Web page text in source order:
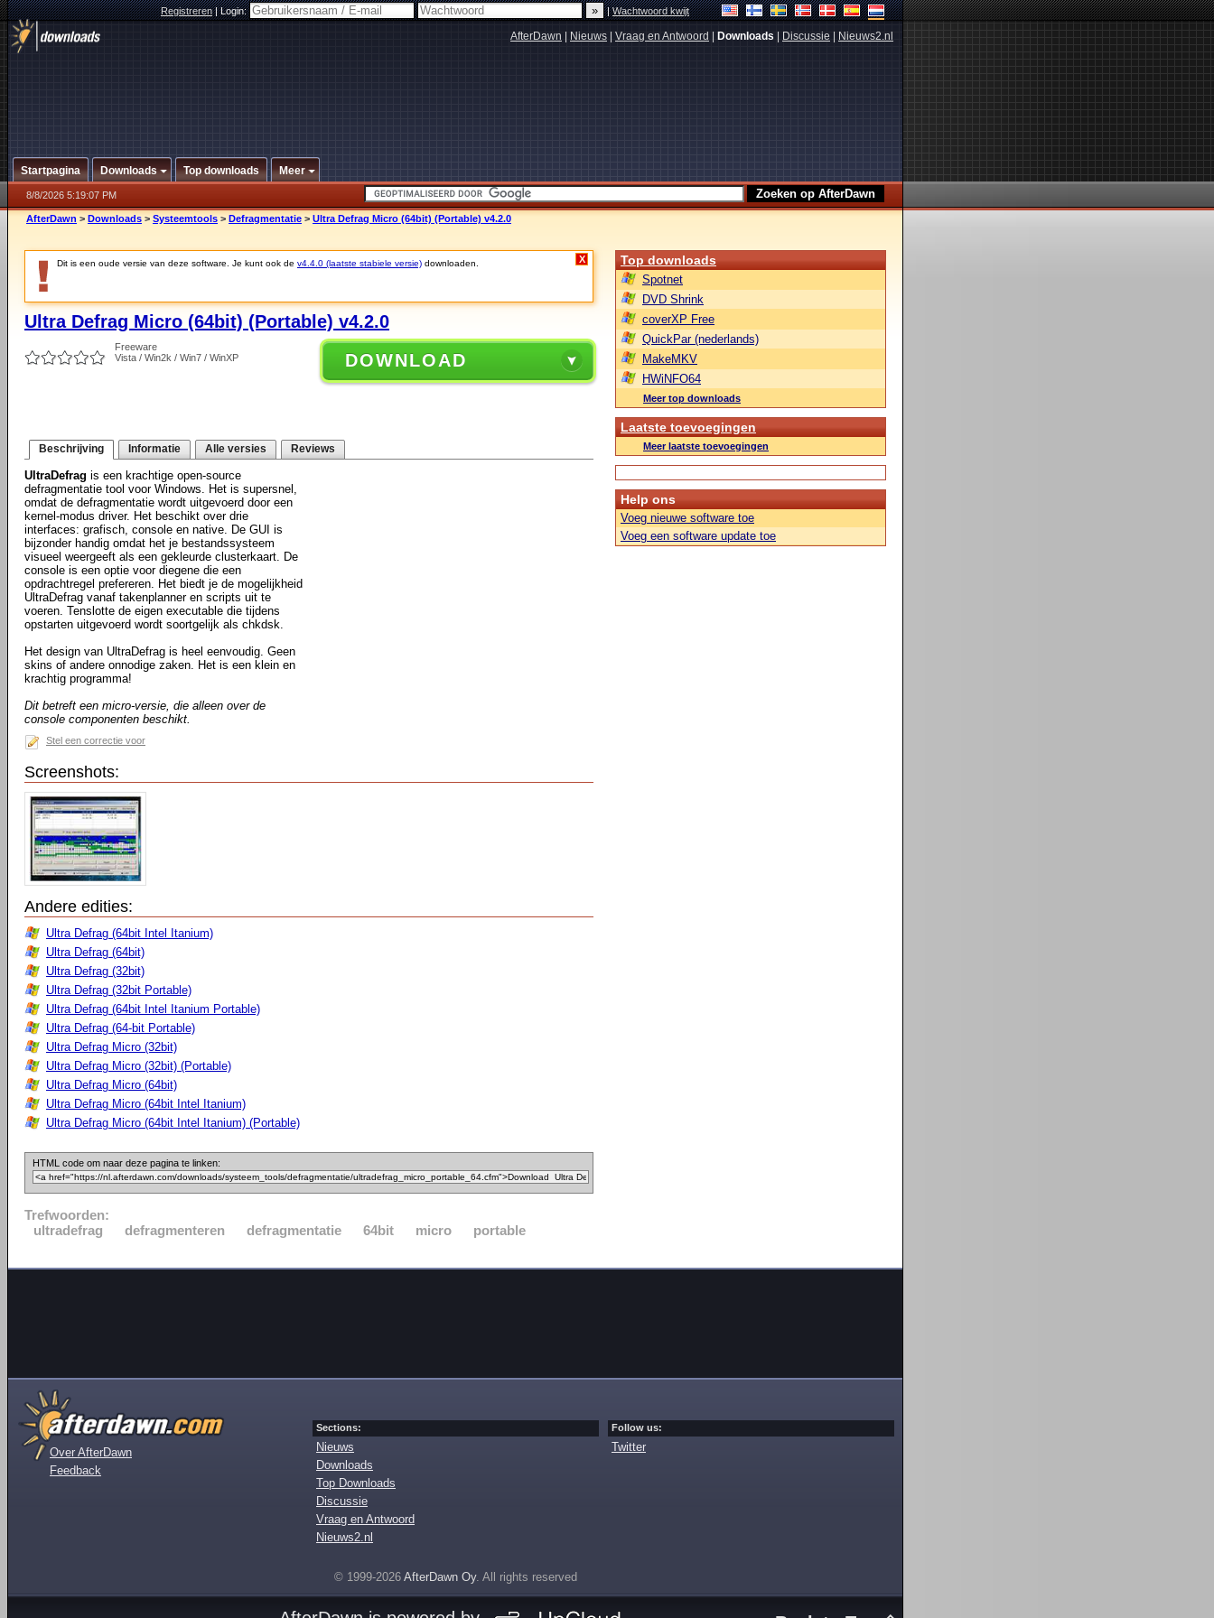
Registreren|Login: |Wachtwoord kwijt
AfterDawn Nieuws Vraag en Antwoord Downloads Discussie Nieuws2.nl
Startpagina Downloads Top downloads Meer
8/8/2026 5:19:07 PM
AfterDawn > Downloads > Systeemtools > Defragmentatie > Ultra Defrag Micro (64bit) (Portable) v4.2.0
Dit is een oude versie van deze software. Je kunt ook de v4.4.0 (laatste stabiele versie) downloaden. X
Ultra Defrag Micro (64bit) (Portable) v4.2.0
Freeware
Vista / Win2k / Win7 / WinXP
DOWNLOAD
Beschrijving Informatie Alle versies Reviews
UltraDefrag is een krachtige open-source
defragmentatie tool voor Windows. Het is supersnel,
omdat de defragmentatie wordt uitgevoerd door een
kernel-modus driver. Het beschikt over drie
interfaces: grafisch, console en native. De GUI is
bijzonder handig omdat het je bestandssysteem
visueel weergeeft als een gekleurde clusterkaart. De
console is een optie voor diegene die een
opdrachtregel prefereren. Het biedt je de mogelijkheid
UltraDefrag vanaf takenplanner en scripts uit te
voeren. Tenslotte de eigen executable die tijdens
opstarten uitgevoerd wordt soortgelijk als chkdsk.
Het design van UltraDefrag is heel eenvoudig. Geen
skins of andere onnodige zaken. Het is een klein en
krachtig programma!
Dit betreft een micro-versie, die alleen over de
console componenten beschikt.
Stel een correctie voor
Screenshots:
Andere edities:
Ultra Defrag (64bit Intel Itanium)
Ultra Defrag (64bit)
Ultra Defrag (32bit)
Ultra Defrag (32bit Portable)
Ultra Defrag (64bit Intel Itanium Portable)
Ultra Defrag (64-bit Portable)
Ultra Defrag Micro (32bit)
Ultra Defrag Micro (32bit) (Portable)
Ultra Defrag Micro (64bit)
Ultra Defrag Micro (64bit Intel Itanium)
Ultra Defrag Micro (64bit Intel Itanium) (Portable)
HTML code om naar deze pagina te linken:
Trefwoorden:
ultradefrag
defragmenteren defragmentatie 64bit micro portable
Top downloads
Spotnet
DVD Shrink
coverXP Free
QuickPar (nederlands)
MakeMKV
HWiNFO64
Meer top downloads
Laatste toevoegingen
Meer laatste toevoegingen
Help ons
Voeg nieuwe software toe
Voeg een software update toe
Over AfterDawn
Feedback
Sections:
Nieuws
Downloads
Top Downloads
Discussie
Vraag en Antwoord
Nieuws2.nl
Follow us:
Twitter
© 1999-2026 AfterDawn Oy. All rights reserved